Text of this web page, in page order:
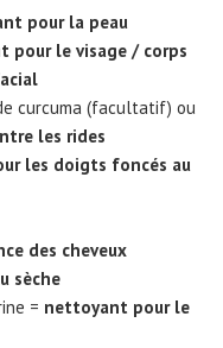
pour la peau
pour le visage / corps
curcuma (facultatif) ou
les rides
les doigts foncés au
des cheveux
sèche
= nettoyant pour le